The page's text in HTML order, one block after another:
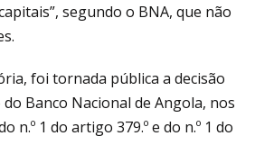
segundo o BNA, que não
foi tornada pública a decisão
Banco Nacional de Angola, nos
n.º 1 do artigo 379.º e do n.º 1 do